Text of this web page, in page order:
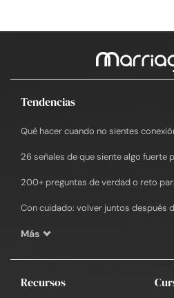
Tendencias
Qué hacer cuando no sientes
26 señales de que siente algo fuerte
200+ preguntas de verdad o reto
Con cuidado: volver juntos después
Más
Recursos